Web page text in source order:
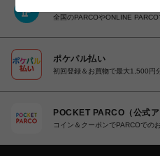
全国のPARCOやONLINE
ポケパル払い
初回登録＆お買物で最大1,500円
POCKET PARCO（公式ア
コイン＆クーポンでPARCOでの